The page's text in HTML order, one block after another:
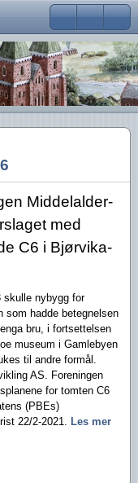
Close
Middelalder-
med
C6 i Bjørvika-
skulle nybygg for
som hadde betegnelsen
bru, i fortsettelsen
museum i Gamlebyen
til andre formål.
AS. Foreningen
for tomten C6
(PBEs)
22/2-2021. Les mer